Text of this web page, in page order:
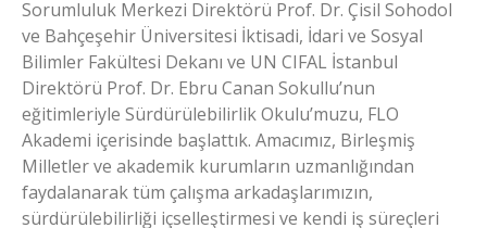
Sorumluluk Merkezi Direktörü Prof. Dr. Çisil Sohodol
ve Bahçeşehir Üniversitesi İktisadi, İdari ve Sosyal
Bilimler Fakültesi Dekanı ve UN CIFAL İstanbul
Direktörü Prof. Dr. Ebru Canan Sokullu’nun
eğitimleriyle Sürdürülebilirlik Okulu’muzu, FLO
Akademi içerisinde başlattık. Amacımız, Birleşmiş
Milletler ve akademik kurumların uzmanlığından
faydalanarak tüm çalışma arkadaşlarımızın,
sürdürülebilirliği içselleştirmesi ve kendi iş süreçleri